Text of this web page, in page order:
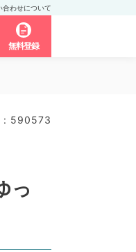
合わせについて
無料登録
: 590573
っ